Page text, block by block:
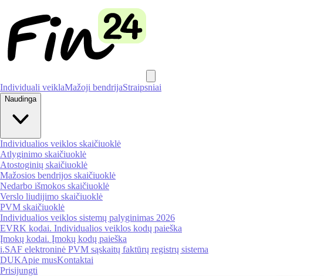
Individuali veiklaMažoji bendrijaStraipsniai
Naudinga
Individualios veiklos skaičiuoklė
Atlyginimo skaičiuoklė
Atostoginių skaičiuoklė
Mažosios bendrijos skaičiuoklė
Nedarbo išmokos skaičiuoklė
Verslo liudijimo skaičiuoklė
PVM skaičiuoklė
Individualios veiklos sistemų palyginimas 2026
EVRK kodai. Individualios veiklos kodų paieška
Įmokų kodai. Įmokų kodų paieška
i.SAF elektroninė PVM sąskaitų faktūrų registrų sistema
DUKApie musKontaktai
Prisijungti